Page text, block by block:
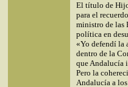
El título de
para el
ministro de las
política en
«Yo defendí la
dentro de la
que Andalucía
Pero la
Andalucía a